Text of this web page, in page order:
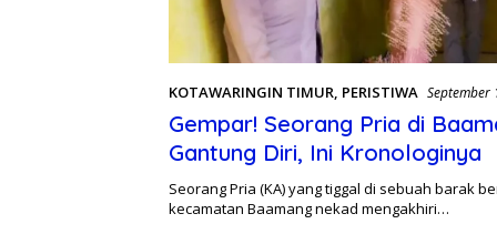
KOTAWARINGIN TIMUR, PERISTIWA September
Gempar! Seorang Pria di
Gantung Diri, Ini Kronologinya
Seorang Pria (KA) yang tiggal di sebuah barak
kecamatan Baamang nekad mengakhiri…